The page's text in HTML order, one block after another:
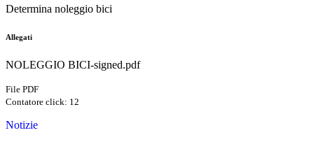
Determina noleggio bici
Allegati
NOLEGGIO BICI-signed.pdf
File PDF
Contatore click: 12
Notizie